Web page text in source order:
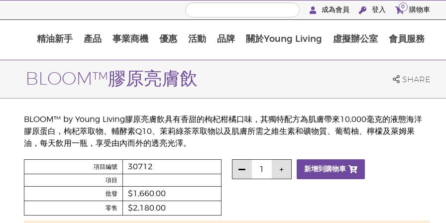
成為會員 登入 0 購物車
精油新手 產品 事業商機 優惠 活動 品牌 關於Young Living 虛擬辦公室 會員服務
BLOOM™膠原亮膚飲 SHARE
BLOOM™ by Young Living膠原亮膚飲具有香甜的枸杞柑橘口味，其獨特配方為肌膚帶來10,000毫克的液態海洋
膠原蛋白，枸杞萃取物、輔酵素Q10、茉莉綠茶萃取物以及肌膚所需之維生素和礦物質、葡萄柚、檸檬及萊姆果
油，每天飲用一瓶，享受由內而外的透亮光澤。
項目編號 30712
項目
批發 $1,660.00
零售 $2,180.00
新增到購物車